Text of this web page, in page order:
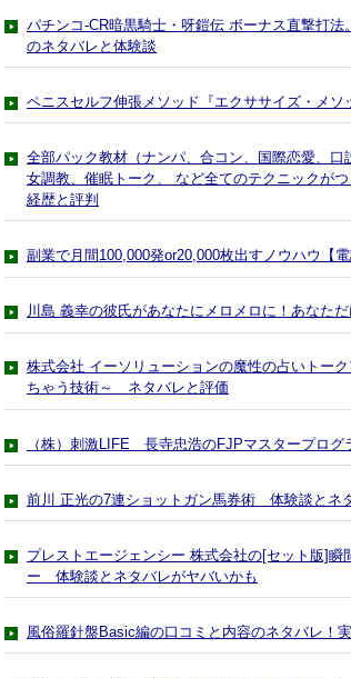
パチンコ-CR暗黒騎士・呀鎧伝 ボーナス直撃打
のネタバレと体験談
ペニスセルフ伸張メソッド『エクササイズ・メ
全部パック教材（ナンパ、合コン、国際恋愛、
女調教、催眠トーク、 など全てのテクニックが
経歴と評判
副業で月間100,000発or20,000枚出すノウハウ【
川島 義幸の彼氏があなたにメロメロに！あなた
株式会社 イーソリューションの魔性の占いトー
ちゃう技術～ ネタバレと評価
（株）刺激LIFE 長寺忠浩のFJPマスタープロ
前川 正光の7連ショットガン馬券術 体験談とネ
プレストエージェンシー 株式会社の[セット版]
ー 体験談とネタバレがヤバいかも
風俗羅針盤Basic編の口コミと内容のネタバレ！